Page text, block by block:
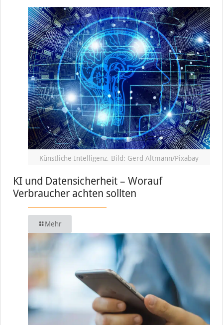
Künstliche Intelligenz, Bild: Gerd Altmann/Pixabay
KI und Datensicherheit – Worauf
Verbraucher achten sollten
Mehr